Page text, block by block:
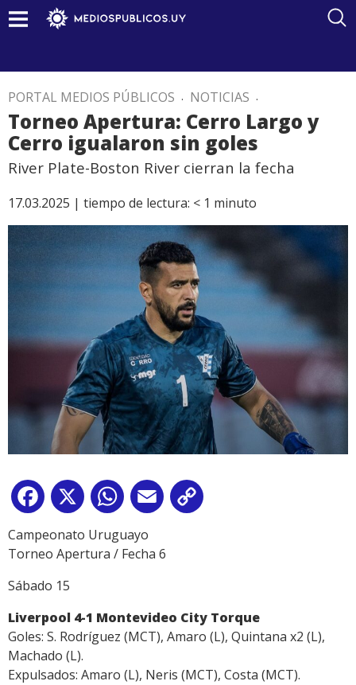
PORTAL MEDIOS PÚBLICOS . NOTICIAS .
Torneo Apertura: Cerro Largo y
Cerro igualaron sin goles
River Plate-Boston River cierran la fecha
17.03.2025 | tiempo de lectura: < 1 minuto
Facebook
X WhatsApp
Email
Campeonato Uruguayo
Torneo Apertura / Fecha 6
Sábado 15
Liverpool 4-1 Montevideo City Torque
Goles: S. Rodríguez (MCT), Amaro (L), Quintana x2 (L),
Machado (L).
Expulsados: Amaro (L), Neris (MCT), Costa (MCT).